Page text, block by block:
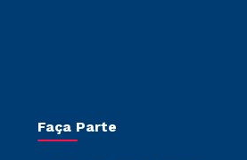
Faça Parte